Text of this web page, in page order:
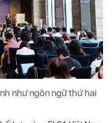
như ngôn ngữ thứ hai